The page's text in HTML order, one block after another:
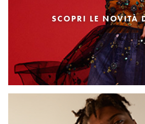
SCOPRI LE NOVITÀ